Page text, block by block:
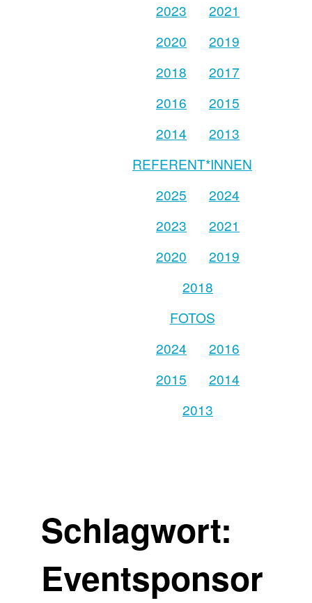
2023
2021
2020
2019
2018
2017
2016
2015
2014
2013
REFERENT*INNEN
2025
2024
2023
2021
2020
2019
2018
FOTOS
2024
2016
2015
2014
2013
Schlagwort:
Eventsponsor